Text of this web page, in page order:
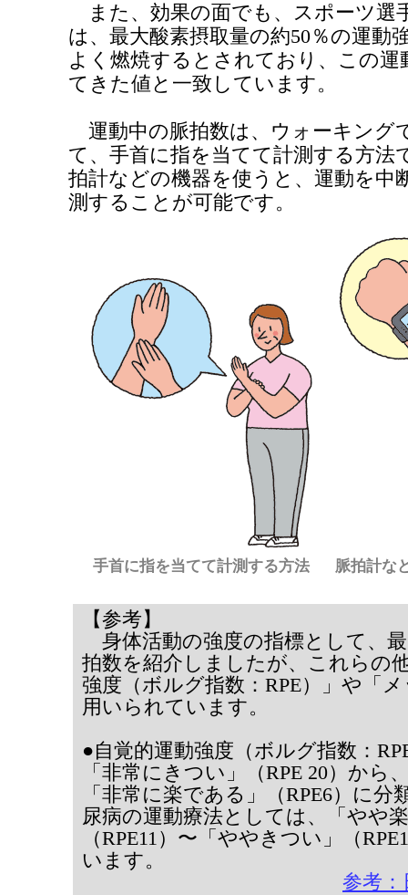
また、効果の面でも、スポーツ選
は、最大酸素摂取量の約50％の運動
よく燃焼するとされており、この運
てきた値と一致しています。
運動中の脈拍数は、ウォーキング
て、手首に指を当てて計測する方法
拍計などの機器を使うと、運動を中
測することが可能です。
手首に指を当てて計測する方法 脈拍計な
【参考】
身体活動の強度の指標として、
拍数を紹介しましたが、これらの
強度（ボルグ指数：RPE）」や「
用いられています。
●自覚的運動強度（ボルグ指数：
「非常にきつい」（RPE 20）から
「非常に楽である」（RPE6）に
尿病の運動療法としては、「やや
（RPE11）〜「ややきつい」（
います。
参考：